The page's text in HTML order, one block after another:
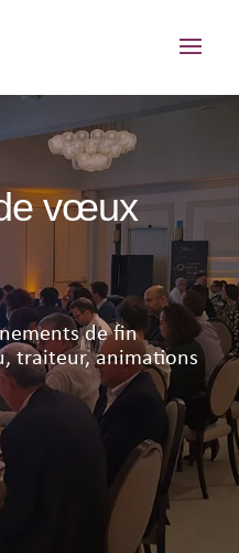
vœux
de fin
traiteur, animations